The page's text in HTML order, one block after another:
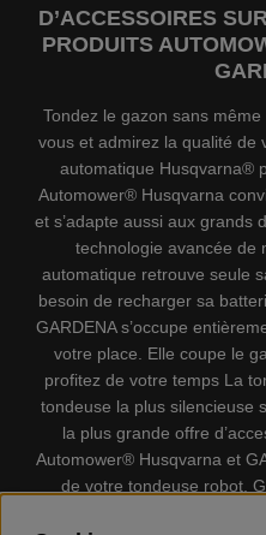
D’ACCESSOIRES
PRODUITS
Tondez le gazon sans
vous et admirez la qualité de
automatique Husqvarna®
Automower® Husqvarna
et s’adapte aussi aux grands
technologie avancée de
automatique retrouve seule
besoin de recharger sa
GARDENA s’occupe
votre place. Elle coupe le
profitez de votre temps La
tondeuse la plus silencieuse
la plus grande offre
Automower® Husqvarna et
de votre tondeuse robot.